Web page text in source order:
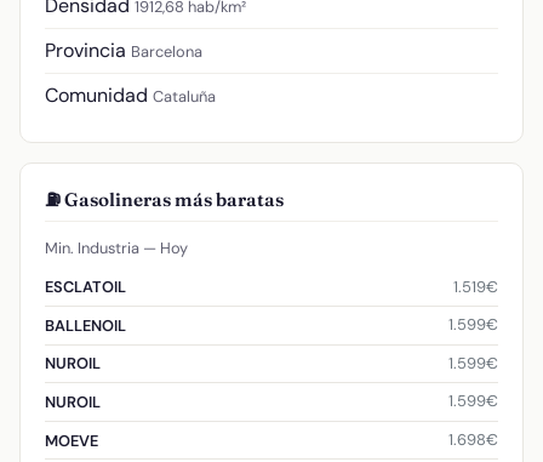
Densidad 1912,68 hab/km²
Provincia Barcelona
Comunidad Cataluña
⛽ Gasolineras más baratas
Min. Industria — Hoy
ESCLATOIL
1.519€
BALLENOIL
1.599€
NUROIL
1.599€
NUROIL
1.599€
MOEVE
1.698€